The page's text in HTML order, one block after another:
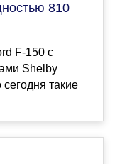
810
F-150 с
Shelby
такие